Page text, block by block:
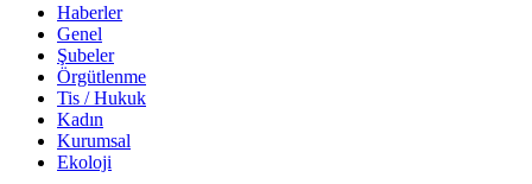
Haberler
Genel
Şubeler
Örgütlenme
Tis / Hukuk
Kadın
Kurumsal
Ekoloji